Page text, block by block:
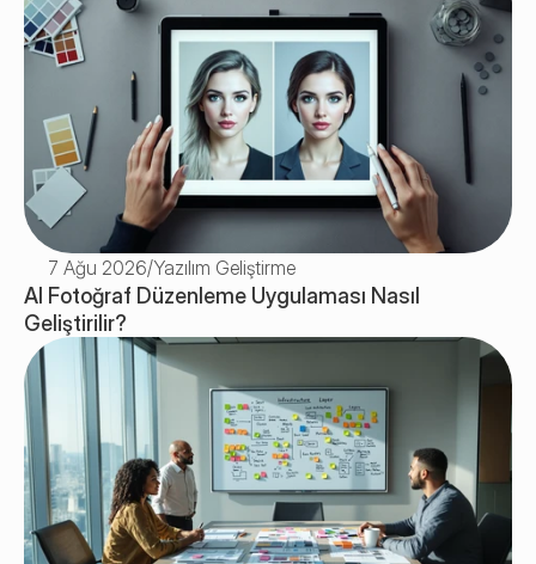
7 Ağu 2026/Yazılım Geliştirme
AI Fotoğraf Düzenleme Uygulaması Nasıl
Geliştirilir?